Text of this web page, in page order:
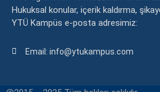
Hukuksal konular, içerik kaldırma,
YTÜ Kampüs e-posta adresimiz:
Email: info@ytukampus.com